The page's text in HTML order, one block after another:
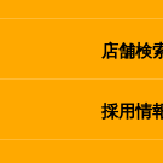
店舗検
採用情